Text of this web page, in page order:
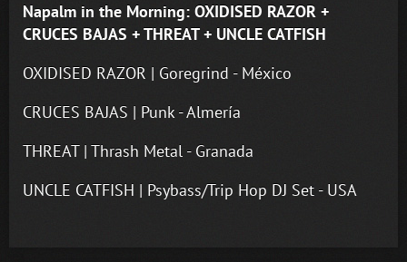
Napalm in the Morning: OXIDISED RAZOR +
CRUCES BAJAS + THREAT + UNCLE CATFISH
OXIDISED RAZOR | Goregrind - México
CRUCES BAJAS | Punk - Almería
THREAT | Thrash Metal - Granada
UNCLE CATFISH | Psybass/Trip Hop DJ Set - USA